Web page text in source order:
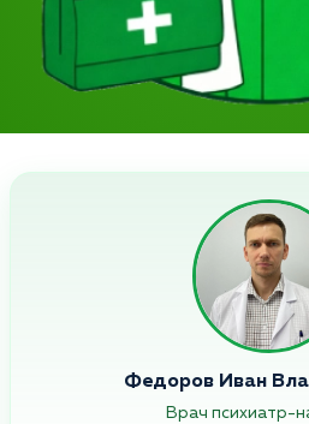
Федоров Иван
Врач психиатр-